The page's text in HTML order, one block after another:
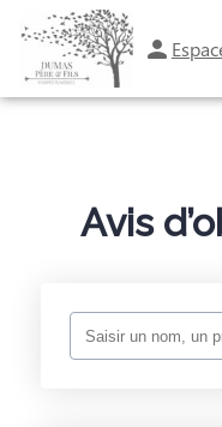
ORGANISER DES
Avis